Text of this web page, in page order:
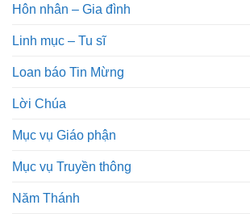
Hôn nhân – Gia đình
Linh mục – Tu sĩ
Loan báo Tin Mừng
Lời Chúa
Mục vụ Giáo phận
Mục vụ Truyền thông
Năm Thánh